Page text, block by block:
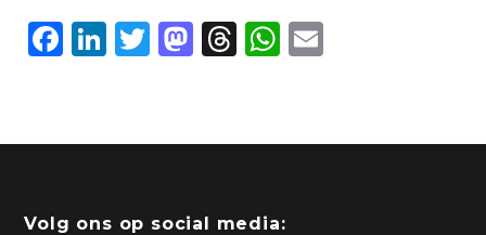
F
e
o
Li
e
n
T
er
M
o
o
T
a
s
W
s
p
l
Volg ons op social media: